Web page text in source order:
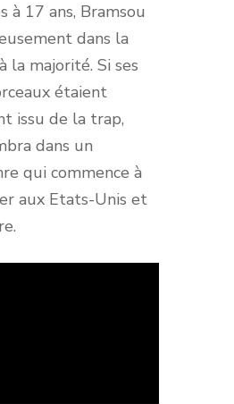
à 17 ans, Bramsou
dans la
la majorité. Si ses
étaient
issu de la trap,
dans un
qui commence à
aux Etats-Unis et